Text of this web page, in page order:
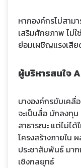
หากองค์กรไม่สาม
เสริมศักยภาพ ไม่
ย่อมเผชิญแรงเสีย
ผู้บริหารสนใจ
บางองค์กรขับเคลื่
จะเป็นสื่อ นักลงทุ
สาธารณะ แต่ไม่ไ
โครงสร้างภายใน
ประชาสัมพันธ์ มาก
เชิงกลยุทธ์